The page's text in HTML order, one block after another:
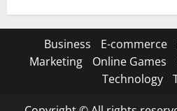
Business E-commerce
Marketing
Online Games
Technology